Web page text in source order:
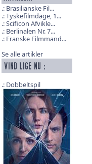
Brasilianske Fil...
Tyskefilmdage, 1...
Scificon Afvikle...
Berlinalen Nr. 7...
Franske Filmmand...
Se alle artikler
Dobbeltspil